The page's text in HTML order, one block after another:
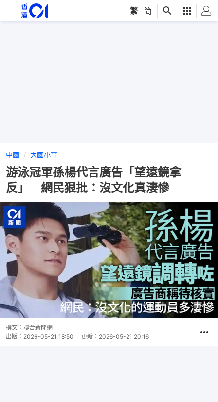
繁 简
中國 大國小事
游泳冠軍孫楊代言廣告「望遠鏡拿
反」 網民狠批：沒文化真淒慘
撰文： 聯合新聞網
出版： 2026-05-21 18:50 更新： 2026-05-21 20:16